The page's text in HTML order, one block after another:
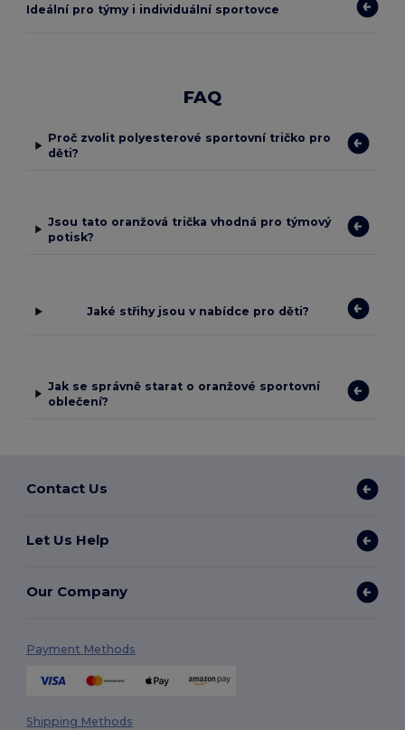
Ideální pro týmy i individuální sportovce
FAQ
Proč zvolit polyesterové sportovní tričko pro
děti?
Jsou tato oranžová trička vhodná pro týmový
potisk?
Jaké střihy jsou v nabídce pro děti?
Jak se správně starat o oranžové sportovní
oblečení?
Contact Us
Let Us Help
Our Company
Payment Methods
Shipping Methods